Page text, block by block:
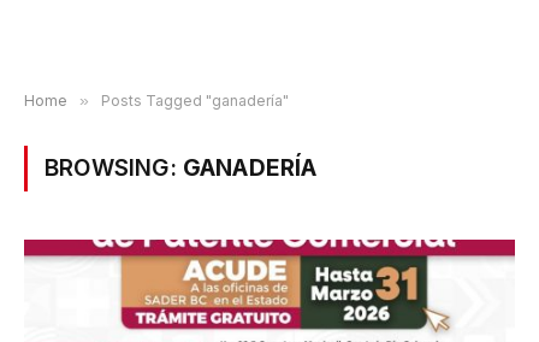
Home » Posts Tagged "ganadería"
BROWSING: GANADERÍA